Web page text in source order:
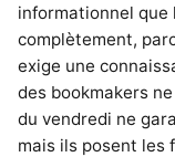
informationnel que
complètement,
exige une
des bookmakers
du vendredi ne
mais ils posent les